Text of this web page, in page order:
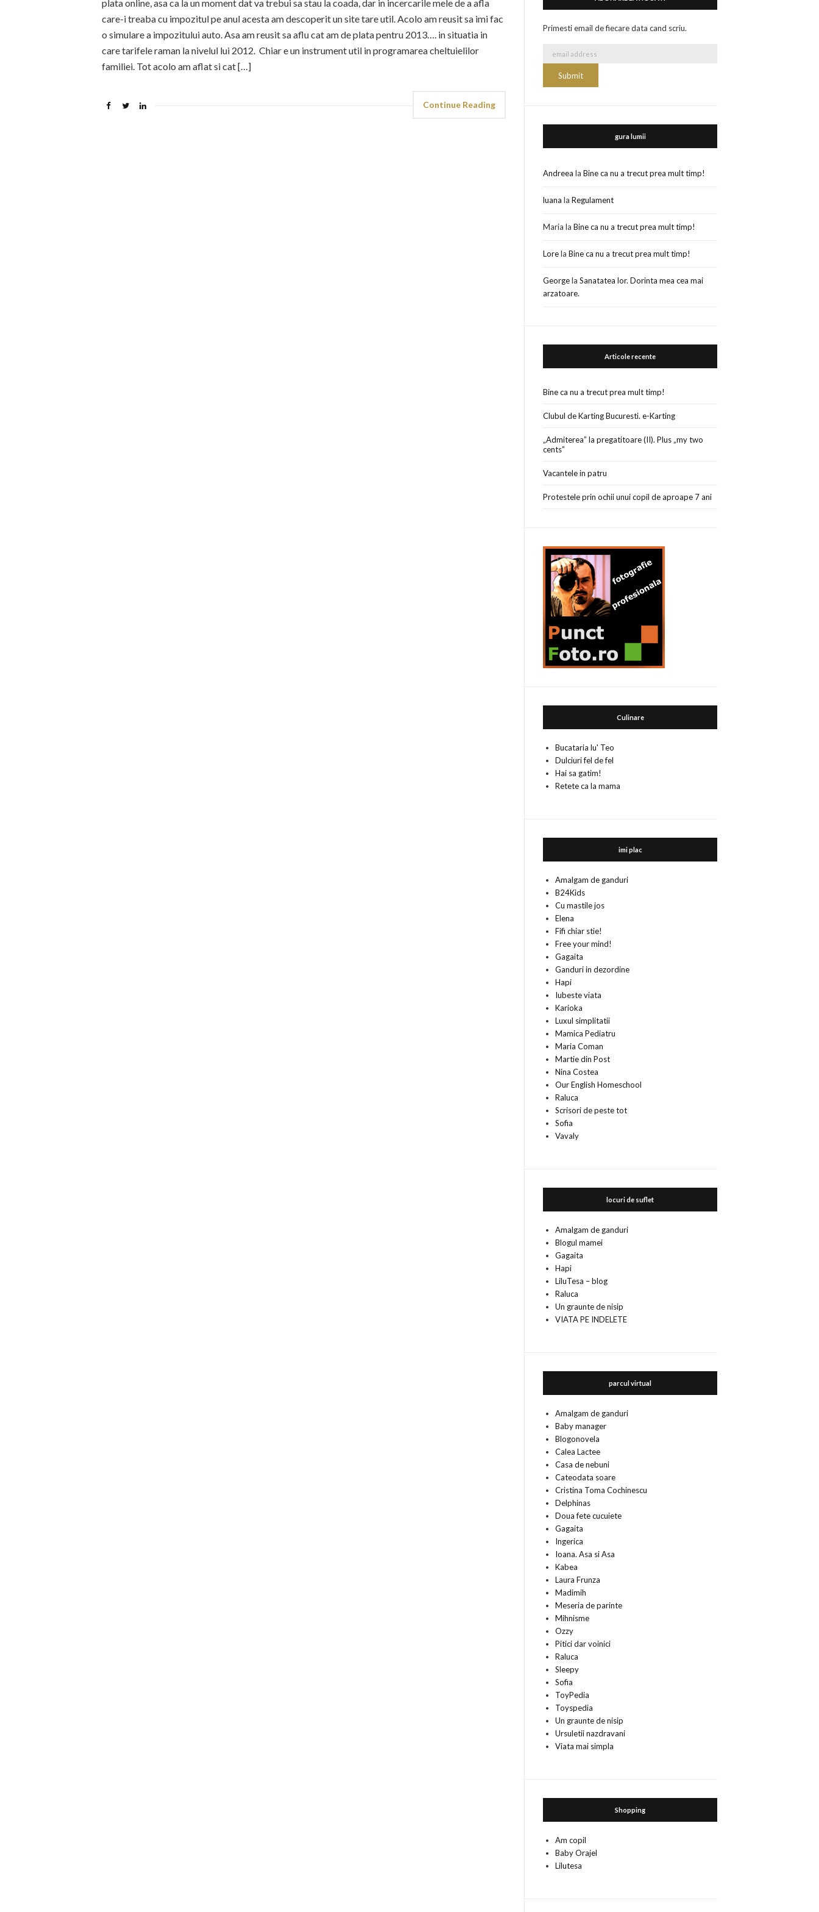
plata online, asa ca la un moment dat va trebui sa stau la coada, dar in incercarile mele de a afla
care-i treaba cu impozitul pe anul acesta am descoperit un site tare util. Acolo am reusit sa imi fac
o simulare a impozitului auto. Asa am reusit sa aflu cat am de plata pentru 2013…. in situatia in
care tarifele raman la nivelul lui 2012. Chiar e un instrument util in programarea cheltuielilor
familiei. Tot acolo am aflat si cat […]
Continue Reading
Primesti email de fiecare data cand scriu.
gura lumii
Andreea laBine ca nu a trecut prea mult timp!
luana laRegulament
Maria laBine ca nu a trecut prea mult timp!
LorelaBine ca nu a trecut prea mult timp!
GeorgelaSanatatea lor. Dorinta mea cea mai
arzatoare.
Articole recente
Bine ca nu a trecut prea mult timp!
Clubul de Karting Bucuresti. e-Karting
„Admiterea” la pregatitoare (II). Plus „my two
cents”
Vacantele in patru
Protestele prin ochii unui copil de aproape 7 ani
Culinare
Bucataria lu' Teo
Dulciuri fel de fel
Hai sa gatim!
Retete ca la mama
imi plac
Amalgam de ganduri
B24Kids
Cu mastile jos
Elena
Fifi chiar stie!
Free your mind!
Gagaita
Ganduri in dezordine
Hapi
Iubeste viata
Karioka
Luxul simplitatii
Mamica Pediatru
Maria Coman
Martie din Post
Nina Costea
Our English Homeschool
Raluca
Scrisori de peste tot
Sofia
Vavaly
locuri de suflet
Amalgam de ganduri
Blogul mamei
Gagaita
Hapi
LiluTesa – blog
Raluca
Un graunte de nisip
VIATA PE INDELETE
parcul virtual
Amalgam de ganduri
Baby manager
Blogonovela
Calea Lactee
Casa de nebuni
Cateodata soare
Cristina Toma Cochinescu
Delphinas
Doua fete cucuiete
Gagaita
Ingerica
Ioana. Asa si Asa
Kabea
Laura Frunza
Madimih
Meseria de parinte
Mihnisme
Ozzy
Pitici dar voinici
Raluca
Sleepy
Sofia
ToyPedia
Toyspedia
Un graunte de nisip
Ursuletii nazdravani
Viata mai simpla
Shopping
Am copil
Baby Orajel
Lilutesa